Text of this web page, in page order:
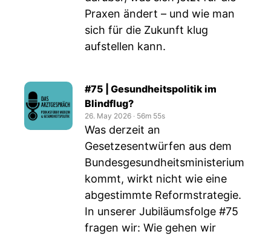
Praxen ändert – und wie man
sich für die Zukunft klug
aufstellen kann.
#75 | Gesundheitspolitik im
Blindflug?
26. May 2026 ‧ 56m 55s
Was derzeit an
Gesetzesentwürfen aus dem
Bundesgesundheitsministerium
kommt, wirkt nicht wie eine
abgestimmte Reformstrategie.
In unserer Jubiläumsfolge #75
fragen wir: Wie gehen wir